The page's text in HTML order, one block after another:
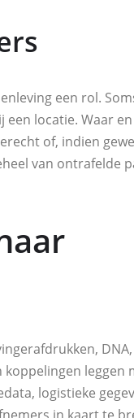
een rol.
locatie. Waar
of, indien
van ontrafelde
leggen
logistieke